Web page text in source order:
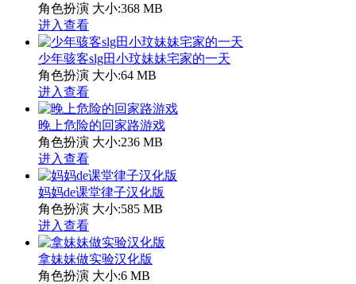
角色扮演 大小:368 MB
进入查看
少年骇客slg田小玟妹妹宅家的一天
角色扮演 大小:64 MB
进入查看
晚上危险的回家路游戏
角色扮演 大小:236 MB
进入查看
妈妈de课堂律子汉化版
角色扮演 大小:585 MB
进入查看
拿妹妹做实验汉化版
角色扮演 大小:6 MB